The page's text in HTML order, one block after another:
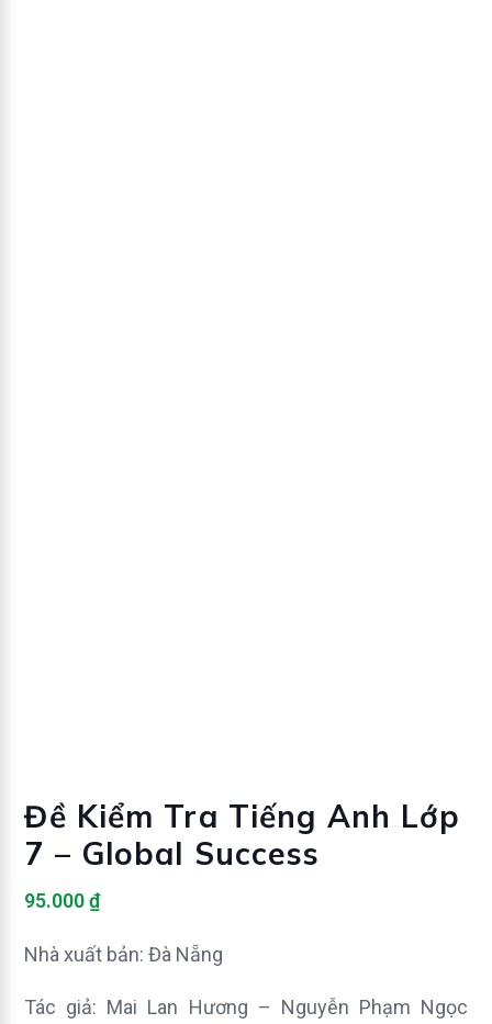
Đề Kiểm Tra Tiếng Anh Lớp
7 – Global Success
95.000₫
Nhà xuất bản: Đà Nẵng
Tác giả: Mai Lan Hương – Nguyễn Phạm Ngọc